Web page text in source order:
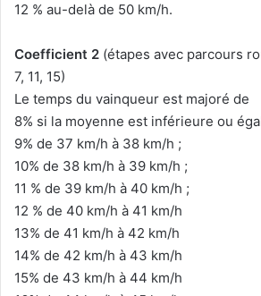
12 % au-delà de 50 km/h.
Coefficient 2 (étapes avec parcours
7, 11, 15)
Le temps du vainqueur est majoré de
8% si la moyenne est inférieure ou
9% de 37 km/h à 38 km/h ;
10% de 38 km/h à 39 km/h ;
11 % de 39 km/h à 40 km/h ;
12 % de 40 km/h à 41 km/h
13% de 41 km/h à 42 km/h
14% de 42 km/h à 43 km/h
15% de 43 km/h à 44 km/h